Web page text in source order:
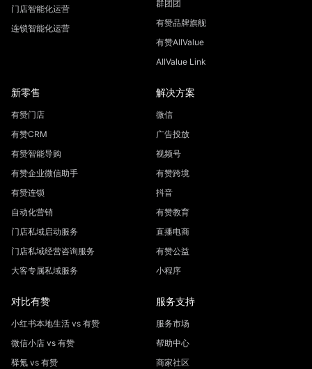
门店智能化运营
连锁智能化运营
群团团
有赞品牌旗舰
有赞AllValue
AllValue Link
新零售
有赞门店
有赞CRM
有赞智能导购
有赞企业微信助手
有赞连锁
自动化营销
门店私域启动服务
门店私域经营咨询服务
大客专属私域服务
解决方案
微信
广告投放
视频号
有赞跨境
抖音
有赞教育
直播电商
有赞公益
小程序
对比有赞
小红书本地生活 vs 有赞
微信小店 vs 有赞
驿氪 vs 有赞
服务支持
服务市场
帮助中心
商家社区